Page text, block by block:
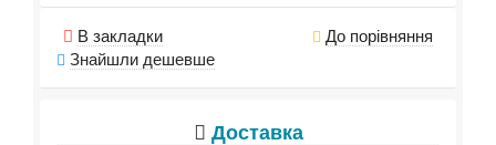
В закладки
До порівняння
Знайшли дешевше
Доставка